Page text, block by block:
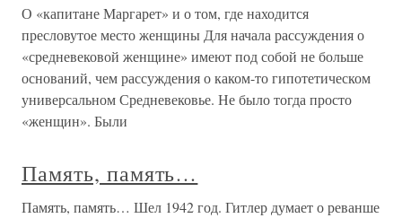
О «капитане Маргарет» и о том, где находится
пресловутое место женщины Для начала рассуждения о
«средневековой женщине» имеют под собой не больше
оснований, чем рассуждения о каком-то гипотетическом
универсальном Средневековье. Не было тогда просто
«женщин». Были
Память, память…
Память, память… Шел 1942 год. Гитлер думает о реванше